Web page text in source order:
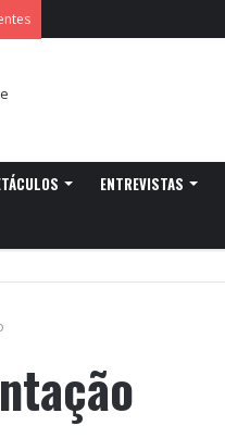
ENTREVISTAS